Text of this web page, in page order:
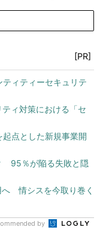
[PR]
ィティーセキュリテ
ィ対策における「セ
点とした新規事業開
95％が陥る失敗と隠
へ 情シスを今取り巻く
by